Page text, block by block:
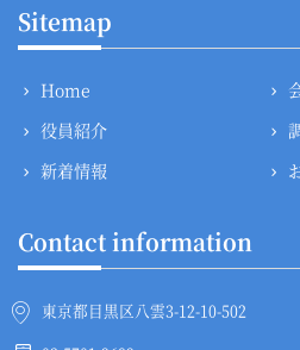
Sitemap
Home
役員紹介
新着情報
Contact information
東京都目黒区八雲3-12-10-502